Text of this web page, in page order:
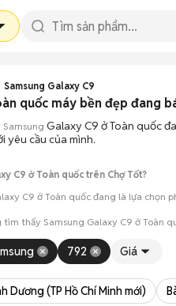
Samsung Galaxy C9
quốc máy bền đẹp đang
Samsung Galaxy C9 ở Toàn quốc
yêu cầu của mình.
C9 ở Toàn quốc trên Chợ Tốt?
C9 ở Toàn quốc đang là lựa
tìm thấy Samsung Galaxy C9 ở Toàn
gỡ trực tiếp giúp người mua
792 Giá
Dương (TP Hồ Chí Minh mới)